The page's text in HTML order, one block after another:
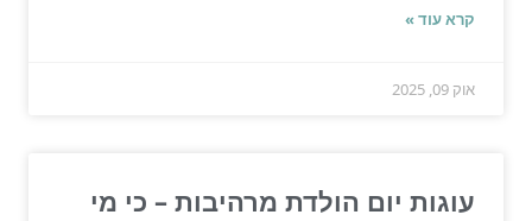
קרא עוד »
אוק 09, 2025
עוגות יום הולדת מרהיבות – כי מי